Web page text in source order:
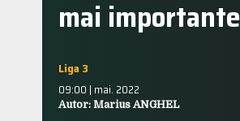
mai
Liga 3
09:00 | mai. 2022
Autor: Marius ANGHEL